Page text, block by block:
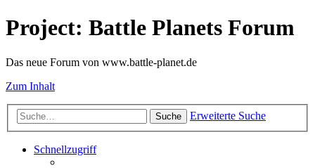
Project: Battle Planets Forum
Das neue Forum von www.battle-planet.de
Zum Inhalt
Suche Erweiterte Suche
Schnellzugriff